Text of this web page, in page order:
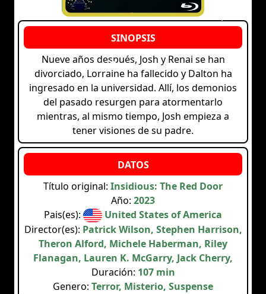
Nueve años después, Josh y Renai se han
divorciado, Lorraine ha fallecido y Dalton ha
ingresado en la universidad. Allí, los demonios
del pasado resurgen para atormentarlo
mientras, al mismo tiempo, Josh empieza a
tener visiones de su padre.
Título original: Insidious: The Red Door
Año: 2023
Pais(es):
United States of America
Director(es): Patrick Wilson, Stephen Harrison,
Theron Alford, Michele Haberman, Riley
Flanagan, Lauren K. McGarry, Jack Cherry,
Duración: 107 min
Genero: Terror, Misterio, Suspense